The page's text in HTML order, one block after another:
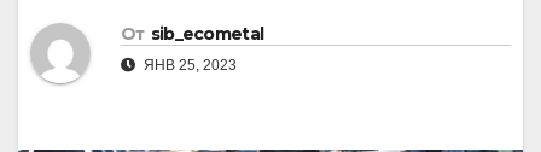
От sib_ecometal
ЯНВ 25, 2023